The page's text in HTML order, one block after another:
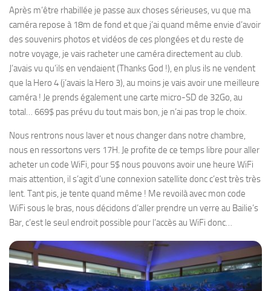
Après m’être rhabillée je passe aux choses sérieuses, vu que ma
caméra repose à 18m de fond et que j’ai quand même envie d’avoir
des souvenirs photos et vidéos de ces plongées et du reste de
notre voyage, je vais racheter une caméra directement au club.
J’avais vu qu’ils en vendaient (Thanks God !), en plus ils ne vendent
que la Hero 4 (j’avais la Hero 3), au moins je vais avoir une meilleure
caméra ! Je prends également une carte micro-SD de 32Go, au
total… 669$ pas prévu du tout mais bon, je n’ai pas trop le choix.
Nous rentrons nous laver et nous changer dans notre chambre,
nous en ressortons vers 17H. Je profite de ce temps libre pour aller
acheter un code WiFi, pour 5$ nous pouvons avoir une heure WiFi
mais attention, il s’agit d’une connexion satellite donc c’est très très
lent. Tant pis, je tente quand même ! Me revoilà avec mon code
WiFi sous le bras, nous décidons d’aller prendre un verre au Bailie’s
Bar, c’est le seul endroit possible pour l’accès au WiFi donc…